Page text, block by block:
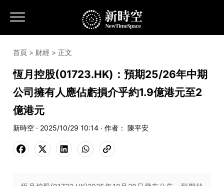
首頁 > 財經 > 正文
恆月控股(01723.HK)：預期25/26年中期
公司擁有人應佔虧損介乎約1.9億港元至2
億港元
新時空 · 2025/10/29 10:14 · 作者： 陳平安